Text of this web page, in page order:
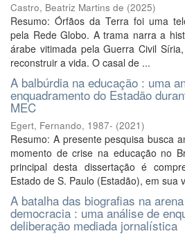
Castro, Beatriz Martins de (2025)
Resumo: Órfãos da Terra foi uma
pela Rede Globo. A trama narra a
árabe vitimada pela Guerra Civil
reconstruir a vida. O casal de ...
A balbúrdia na educação : uma
enquadramento do Estadão
MEC
Egert, Fernando, 1987- (2021)
Resumo: A presente pesquisa busca
momento de crise na educação no
principal desta dissertação é
Estado de S. Paulo (Estadão), em sua
A batalha das biografias na
democracia : uma análise de
deliberação mediada jornalística